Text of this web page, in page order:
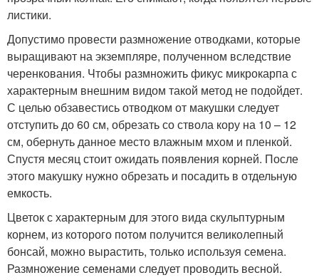
листики.
Допустимо провести размножение отводками, которые
выращивают на экземпляре, полученном вследствие
черенкования. Чтобы размножить фикус микрокарпа с
характерным внешним видом такой метод не подойдет.
С целью обзавестись отводком от макушки следует
отступить до 60 см, обрезать со ствола кору на 10 – 12
см, обернуть данное место влажным мхом и пленкой.
Спустя месяц стоит ожидать появления корней. После
этого макушку нужно обрезать и посадить в отдельную
емкость.
Цветок с характерным для этого вида скульптурным
корнем, из которого потом получится великолепный
бонсай, можно вырастить, только используя семена.
Размножение семенами следует проводить весной.